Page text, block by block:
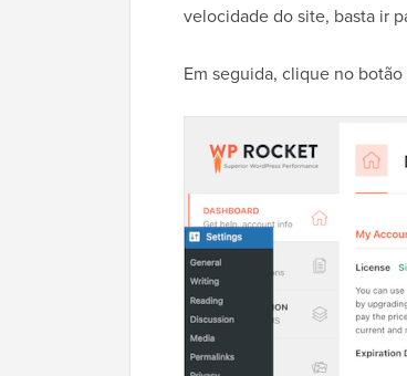
velocidade do site, basta ir
Em seguida, clique no